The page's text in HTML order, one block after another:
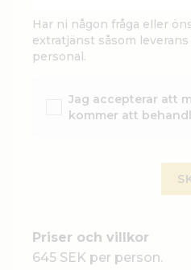
Har ni någon fråga eller
extratjänst såsom
personal.
Jag accepterar att
kommer att
Priser och villkor
645 SEK per person.